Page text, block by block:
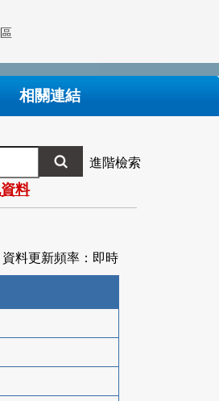
相關連結
進階檢索
料
資料更新頻率：即時